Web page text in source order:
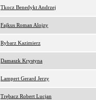
Tkocz Benedykt Andrzej
Fajkus Roman Alojzy
Rybarz Kazimierz
Damaszk Krystyna
Lampert Gerard Jerzy
Trębacz Robert Lucjan